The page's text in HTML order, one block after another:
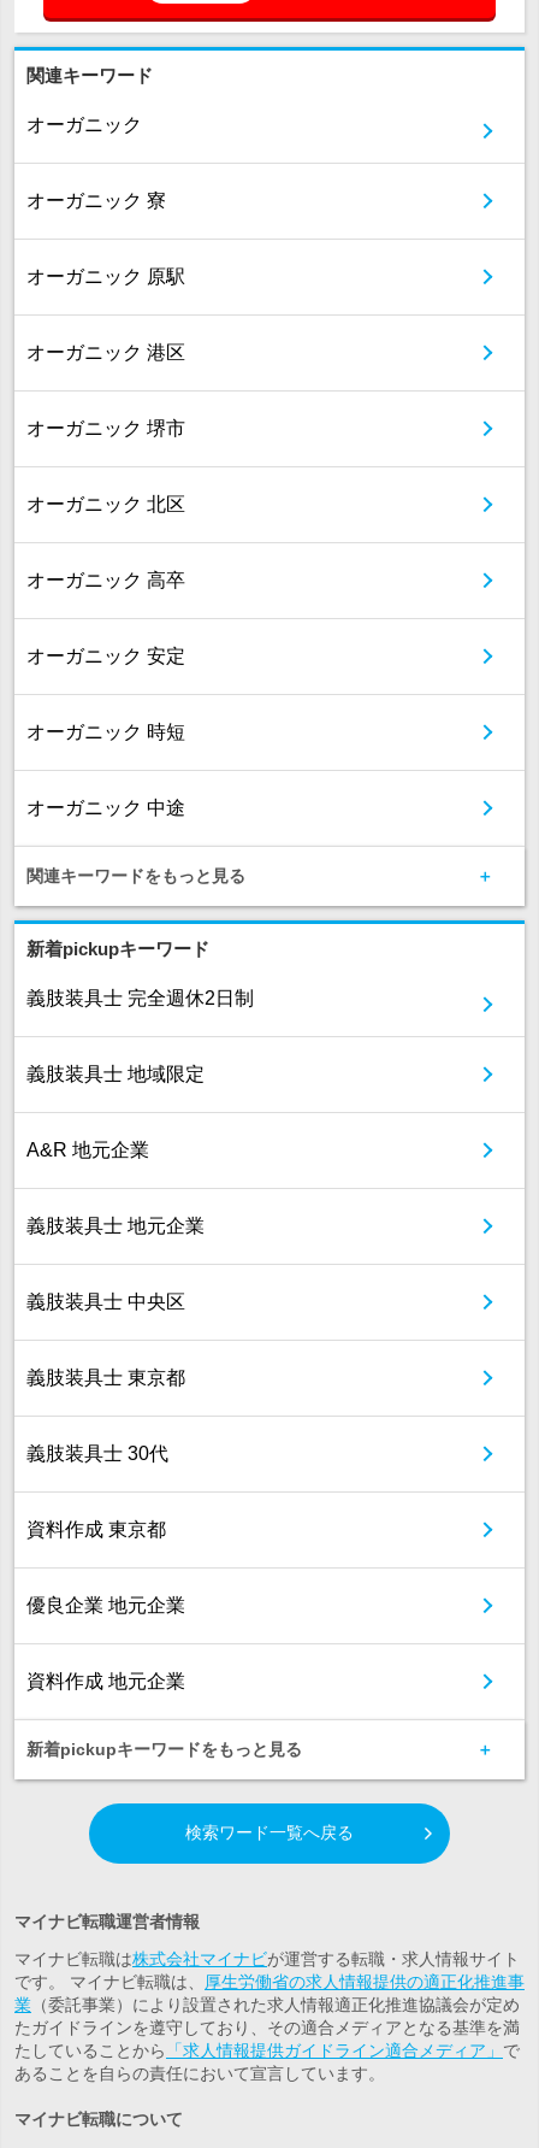
関連キーワード
オーガニック
オーガニック 寮
オーガニック 原駅
オーガニック 港区
オーガニック 堺市
オーガニック 北区
オーガニック 高卒
オーガニック 安定
オーガニック 時短
オーガニック 中途
関連キーワードをもっと見る
新着pickupキーワード
義肢装具士 完全週休2日制
義肢装具士 地域限定
A&R 地元企業
義肢装具士 地元企業
義肢装具士 中央区
義肢装具士 東京都
義肢装具士 30代
資料作成 東京都
優良企業 地元企業
資料作成 地元企業
新着pickupキーワードをもっと見る
検索ワード一覧へ戻る
マイナビ転職運営者情報
マイナビ転職は株式会社マイナビが運営する転職・求人情報サイト
です。 マイナビ転職は、
厚生労働省の求人情報提供の適正化推進事
業 （委託事業）により設置された求人情報適正化推進協議会が定め
たガイドラインを遵守しており、その適合メディアとなる基準を満
たしていることから
「求人情報提供ガイドライン適合メディア」 で
あることを自らの責任において宣言しています。
マイナビ転職について